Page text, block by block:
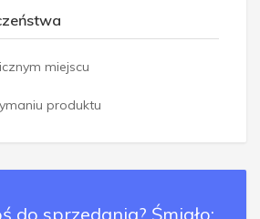
miejscu
produktu
do sprzedania? Śmiało: